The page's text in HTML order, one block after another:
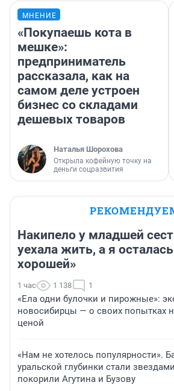
МНЕНИЕ
«Покупаешь кота в
мешке»:
предприниматель
рассказала, как на
самом деле устроен
бизнес со складами
дешевых товаров
Наталья Шорохова
Открыла кофейную точку на
деньги соцразвития
Накипело у младшей
уехала жить, а я
хорошей»
1 час 1 138 1
«Ела одни булочки и пирожные»:
новосибирцы — о своих попытках
ценой
«Нам не хотелось популярности».
уральской глубинки стали
покорили Агутина и Бузову